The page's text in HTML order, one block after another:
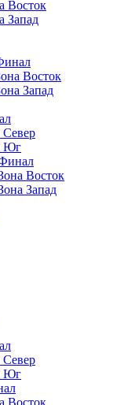
Восток
Запад
Восток
Запад
Север
Юг
Восток
Запад
Север
Юг
Восток